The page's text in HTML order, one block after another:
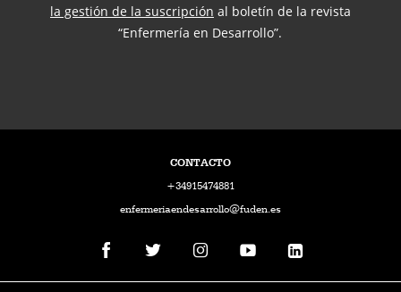
la gestión de la suscripción al boletín de la revista
“Enfermería en Desarrollo”.
CONTACTO
+34915474881
enfermeriaendesarrollo@fuden.es